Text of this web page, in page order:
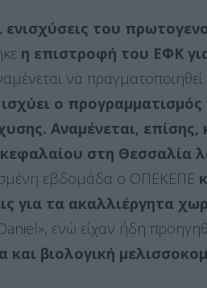
ενισχύσεις του
η επιστροφή του ΕΦΚ
να πραγματοποιηθεί
ο προγραμματισμός
Αναμένεται,
στη Θεσσαλία
εβδομάδα ο ΟΠΕΚΕΠΕ
για τα ακαλλιέργητα
ενώ είχαν ήδη
και βιολογική